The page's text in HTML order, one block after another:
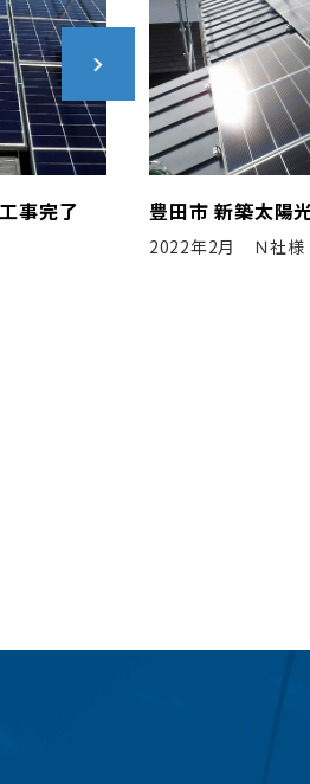
田市 新築太陽光システム工事完
2022年2月 Ｎ社様